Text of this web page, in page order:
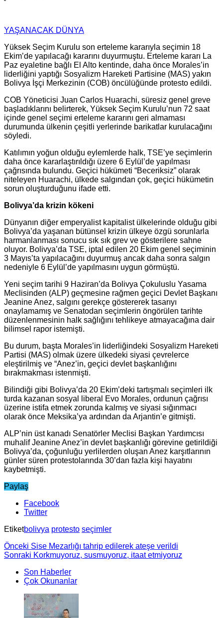
YAŞANACAK DÜNYA
Yüksek Seçim Kurulu son erteleme kararıyla seçimin 18
Ekim’de yapılacağı kararını duyurmuştu. Erteleme kararı La
Paz eyaletine bağlı El Alto kentinde, daha önce Morales’in
liderliğini yaptığı Sosyalizm Hareketi Partisine (MAS) yakın
Bolivya İşçi Merkezinin (COB) öncülüğünde protesto edildi.
COB Yöneticisi Juan Carlos Huarachi, süresiz genel greve
başladıklarını belirterek, Yüksek Seçim Kurulu’nun 72 saat
içinde genel seçimi erteleme kararını geri almaması
durumunda ülkenin çeşitli yerlerinde barikatlar kurulacağını
söyledi.
Katılımın yoğun olduğu eylemlerde halk, TSE’ye seçimlerin
daha önce kararlaştırıldığı üzere 6 Eylül’de yapılması
çağrısında bulundu. Geçici hükümeti “Beceriksiz” olarak
niteleyen Huarachi, ülkede salgından çok, geçici hükümetin
sorun oluşturduğunu ifade etti.
Bolivya’da krizin kökeni
Dünyanın diğer emperyalist kapitalist ülkelerinde olduğu gibi
Bolivya’da yaşanan bütünsel krizin ülkeye özgü sorunlarla
harmanlanması sonucu sık sık grev ve gösterilere sahne
oluyor. Bolivya’da TSE, iptal edilen 20 Ekim genel seçiminin
3 Mayıs’ta yapılacağını duyurmuş ancak daha sonra salgın
nedeniyle 6 Eylül’de yapılmasını uygun görmüştü.
Yeni seçim tarihi 9 Haziran’da Bolivya Çokuluslu Yasama
Meclisinden (ALP) geçmesine rağmen geçici Devlet Başkanı
Jeanine Anez, salgını gerekçe göstererek tasarıyı
onaylamamış ve Senatodan seçimlerin öngörülen tarihte
düzenlenmesinin halk sağlığını tehlikeye atmayacağına dair
bilimsel rapor istemişti.
Bu durum, başta Morales’in liderliğindeki Sosyalizm Hareketi
Partisi (MAS) olmak üzere ülkedeki siyasi çevrelerce
eleştirilmiş ve “Anez’in, geçici devlet başkanlığını
bırakmakması istenmişti.
Bilindiği gibi Bolivya’da 20 Ekim’deki tartışmalı seçimleri ilk
turda kazanan sosyal liberal Evo Morales, ordunun çağrısı
üzerine istifa etmek zorunda kalmış ve siyasi sığınmacı
olarak önce Meksika’ya ardından da Arjantin’e gitmişti.
ALP’nin üst kanadı Senatörler Meclisi Başkan Yardımcısı
muhalif Jeanine Anez’in devlet başkanlığı görevine getirildiği
Bolivya’da, çoğunluğu yerlilerden oluşan Anez karşıtlarının
günler süren protestolarında 30’dan fazla kişi hayatını
kaybetmişti.
Paylaş
Facebook
Twitter
Etiketbolivya protesto seçimler
Önceki Sise Mezarlığı tahrip edilerek ateşe verildi
Sonraki Korkmuyoruz, susmuyoruz, itaat etmiyoruz
Son Haberler
Çok Okunanlar